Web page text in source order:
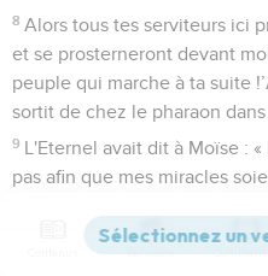
8 Alors tous tes serviteurs ici
et se prosterneront devant
peuple qui marche à ta suite
sortit de chez le pharaon
9 L'Eternel avait dit à Moïse :
pas afin que mes miracles
Moïse et Aaron firent tous
et l'Eternel endurcit le cœur
Versions